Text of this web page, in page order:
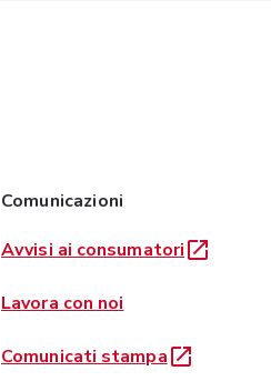
Comunicazioni
Avvisi ai consumatori
Lavora con noi
Comunicati stampa